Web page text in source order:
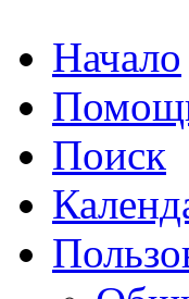
Начало
Поиск